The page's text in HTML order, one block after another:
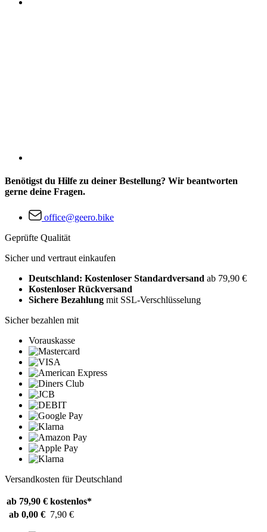
Benötigst du Hilfe zu deiner Bestellung? Wir beantworten
gerne deine Fragen.
office@geero.bike
Geprüfte Qualität
Sicher und vertraut einkaufen
Deutschland: Kostenloser Standardversand ab 79,90 €
Kostenloser Rückversand
Sichere Bezahlung mit SSL-Verschlüsselung
Sicher bezahlen mit
Vorauskasse
Versandkosten für Deutschland
ab 79,90 € kostenlos*
ab 0,00 € 7,90 €